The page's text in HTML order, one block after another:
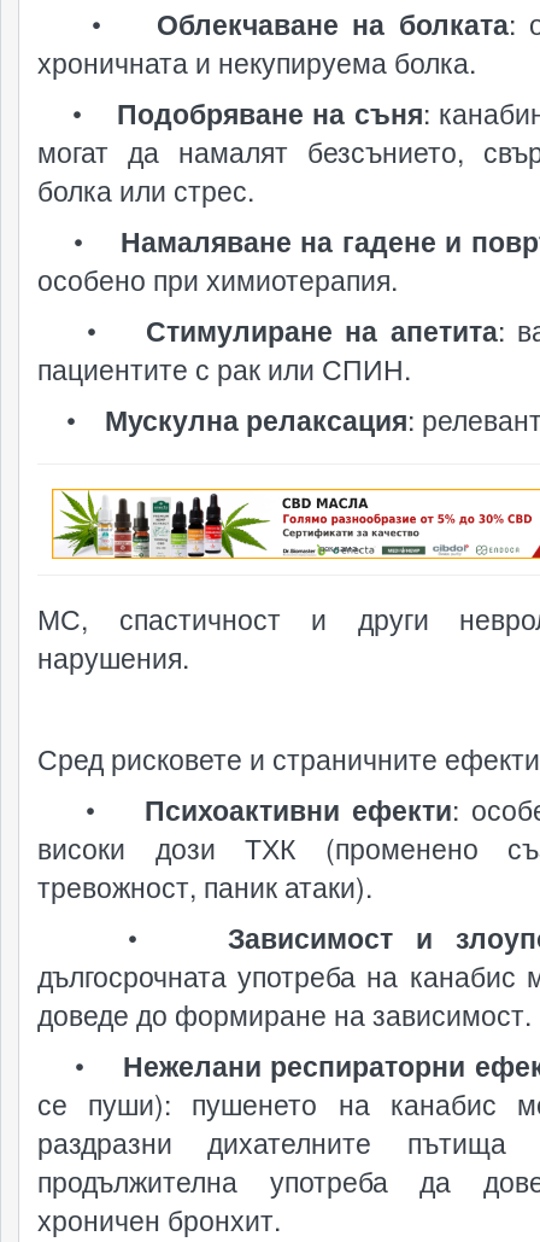
• Облекчаване на болката:
хроничната и некупируема болка.
• Подобряване на съня:
могат да намалят безсънието,
болка или стрес.
• Намаляване на гадене и
особено при химиотерапия.
• Стимулиране на апетита:
пациентите с рак или СПИН.
• Мускулна релаксация:
реклама
МС, спастичност и други
нарушения.
Сред рисковете и страничните
• Психоактивни ефекти:
високи дози ТХК (променено
тревожност, паник атаки).
•Зависимост и
дългосрочната употреба на канабис
доведе до формиране на зависимост.
• Нежелани респираторни
се пуши): пушенето на канабис
раздразни дихателните
продължителна употреба да
хроничен бронхит.